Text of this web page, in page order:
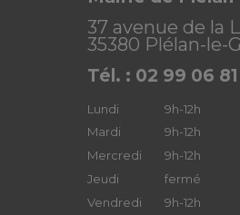
37 avenue de la
35380 Plélan-le-
Tél. : 02 99 06 81
Lundi 9h-12h
Mardi
9h-12h
Mercredi
9h-12h
Jeudi
fermé
Vendredi
9h-12h